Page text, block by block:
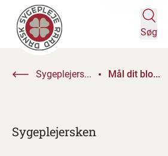
Søg
Sygeplejers... Mål dit blo...
Sygeplejersken